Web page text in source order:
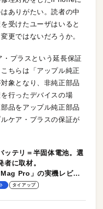
ありがたい。読者の中
受けたユーザはいると
更ではないだろうか。
プラスという延長保証
ちらは「アップル純正
象となり、非純正部品
行ったデバイスの場
品をアップル純正部品
ケア・プラスの保証が
ッテリ＝半固体電池。選
者に取材。
Pro」の実機レビュ
タイアップ